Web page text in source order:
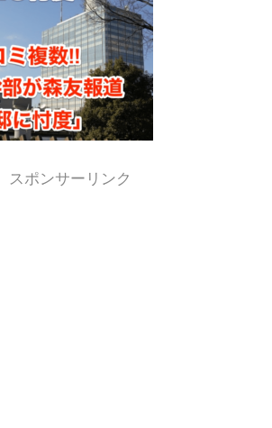
スポンサーリンク